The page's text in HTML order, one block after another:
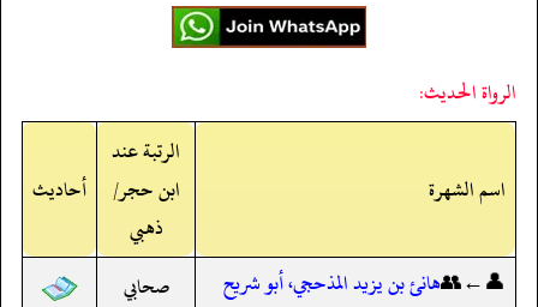
الرواة الحديث:
اسم الشهرة
الرتبة عند
ابن حجر/
ذهبي
أحاديث
👤←👥هانئ بن يزيد المذحجي، أبو شريح
صحابي